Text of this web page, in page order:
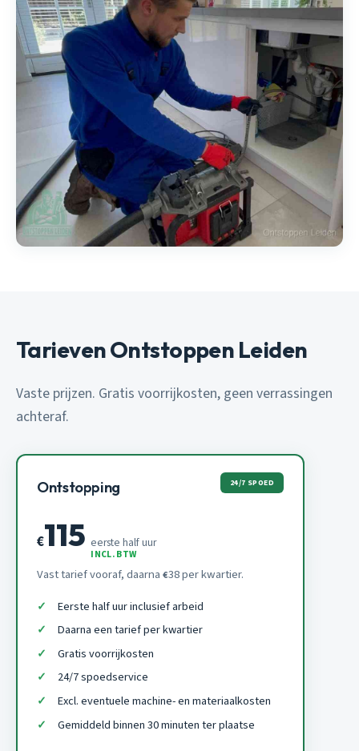
Tarieven Ontstoppen Leiden
Vaste prijzen. Gratis voorrijkosten, geen verrassingen
achteraf.
Ontstopping 24/7 SPOED
€115 eerste half uur
INCL. BTW
Vast tarief vooraf, daarna €38 per kwartier.
Eerste half uur inclusief arbeid
Daarna een tarief per kwartier
Gratis voorrijkosten
24/7 spoedservice
Excl. eventuele machine- en materiaalkosten
Gemiddeld binnen 30 minuten ter plaatse